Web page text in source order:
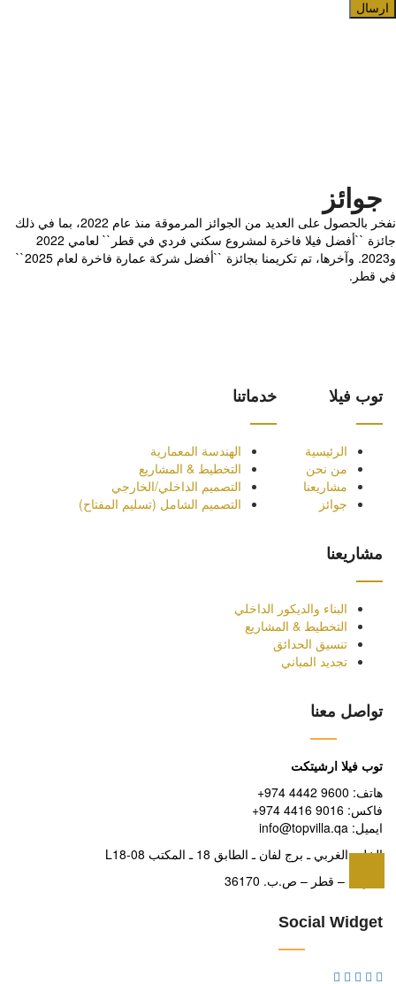
جوائز
نفخر بالحصول على العديد من الجوائز المرموقة منذ عام 2022، بما في ذلك
جائزة ``أفضل فيلا فاخرة لمشروع سكني فردي في قطر`` لعامي 2022
و2023. وآخرها، تم تكريمنا بجائزة ``أفضل شركة عمارة فاخرة لعام 2025``
في قطر.
توب فيلا
الرئيسية
من نحن
مشاريعنا
جوائز
خدماتنا
الهندسة المعمارية
التخطيط & المشاريع
التصميم الداخلي/الخارجي
التصميم الشامل (تسليم المفتاح)
مشاريعنا
البناء والديكور الداخلي
التخطيط & المشاريع
تنسيق الحدائق
تجديد المباني
تواصل معنا
توب فيلا ارشيتكت
+هاتف: 9600 4442 974
+فاكس: 9016 4416 974
info@topvilla.qa :ايميل
الخليج الغربي ـ برج لفان ـ الطابق 18 ـ المكتب L18-08
الدوحة – قطر – ص.ب. 36170
Social Widget